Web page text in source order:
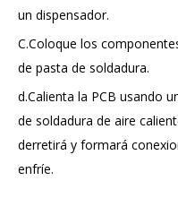
un dispensador.
C.Coloque los
de pasta de soldadura.
d.Calienta la PCB usando
de soldadura de aire
derretirá y formará
enfríe.